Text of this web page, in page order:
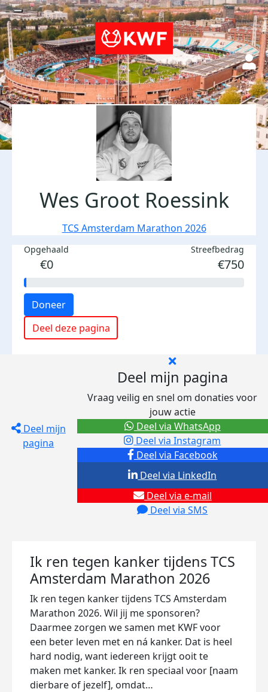
Wes Groot Roessink
TCS Amsterdam Marathon 2026
Opgehaald
€0
Streefbedrag
€750
Doneer
Deel deze pagina
Deel mijn
pagina
Deel mijn pagina
Vraag veilig en snel om donaties voor
jouw actie
Deel via Facebook
Deel via Instagram
Deel via e-mail
Deel via SMS
Deel via LinkedIn
Deel via WhatsApp
Ik ren tegen kanker tijdens TCS
Amsterdam Marathon 2026
Ik ren tegen kanker tijdens TCS Amsterdam
Marathon 2026. Wil jij me sponsoren?
Daarmee zorgen we samen met KWF voor
een beter leven met en ná kanker. Dat is heel
hard nodig, want iedereen krijgt ooit te
maken met kanker. Ik ren speciaal voor [naam
dierbare of jezelf], omdat…